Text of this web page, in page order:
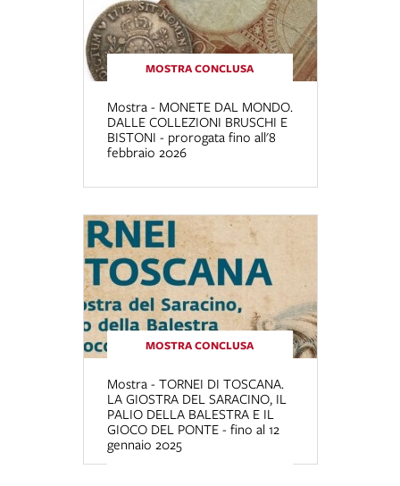
MOSTRA CONCLUSA
Mostra - MONETE DAL MONDO.
DALLE COLLEZIONI BRUSCHI E
BISTONI - prorogata fino all'8
febbraio 2026
MOSTRA CONCLUSA
Mostra - TORNEI DI TOSCANA.
LA GIOSTRA DEL SARACINO, IL
PALIO DELLA BALESTRA E IL
GIOCO DEL PONTE - fino al 12
gennaio 2025